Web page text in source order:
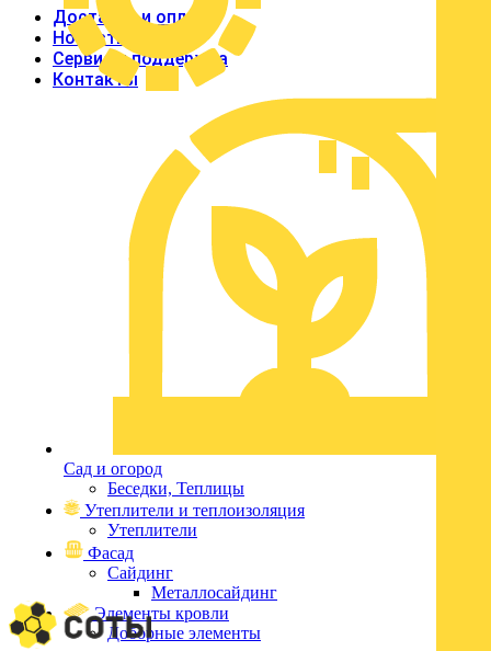
Беседки, Теплицы
Утеплители и теплоизоляция
Утеплители
Сайдинг
Металлосайдинг
Элементы кровли
Доборные элементы
Избранное
Войти
Доставка и оплата
Новости
Сервис и поддержка
Контакты
Сад и огород
Беседки, Теплицы
Утеплители и теплоизоляция
Утеплители
Фасад
Сайдинг
Металлосайдинг
Элементы кровли
Доборные элементы